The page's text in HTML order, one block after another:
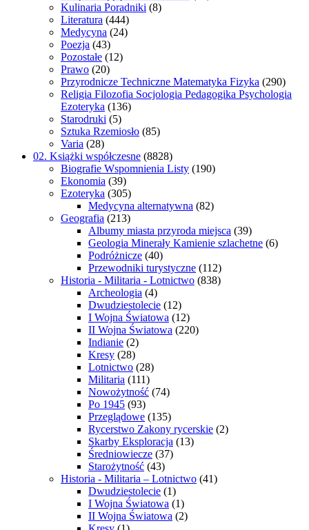
Kulinaria Poradniki (8)
Literatura (444)
Medycyna (24)
Poezja (43)
Pozostałe (12)
Prawo (20)
Przyrodnicze Techniczne Matematyka Fizyka (290)
Religia Filozofia Socjologia Pedagogika Psychologia
Ezoteryka (136)
Starodruki (5)
Sztuka Rzemiosło (85)
Varia (28)
02. Książki współczesne (8828)
Biografie Wspomnienia Listy (190)
Ekonomia (39)
Ezoteryka (305)
Medycyna alternatywna (82)
Geografia (213)
Albumy miasta przyroda miejsca (39)
Geologia Minerały Kamienie szlachetne (6)
Podróżnicze (40)
Przewodniki turystyczne (112)
Historia - Militaria - Lotnictwo (838)
Archeologia (4)
Dwudziestolecie (12)
I Wojna Światowa (12)
II Wojna Światowa (220)
Indianie (2)
Kresy (28)
Lotnictwo (28)
Militaria (111)
Nowożytność (74)
Po 1945 (93)
Przeglądowe (135)
Rycerstwo Zakony rycerskie (2)
Skarby Eksploracja (13)
Średniowiecze (37)
Starożytność (43)
Historia - Militaria – Lotnictwo (41)
Dwudziestolecie (1)
I Wojna Światowa (1)
II Wojna Światowa (2)